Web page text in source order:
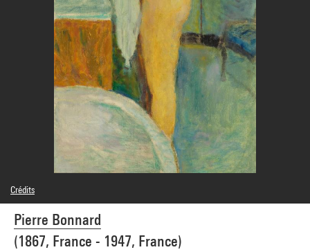
Pierre Bonnard
(1867, France - 1947, France)
Crédits
Domaine public
Crédit photographique : Centre Pompidou, MNAM-CCI/Bertrand Prévost/Dist.
GrandPalaisRmn
Réf. image : 4N75958